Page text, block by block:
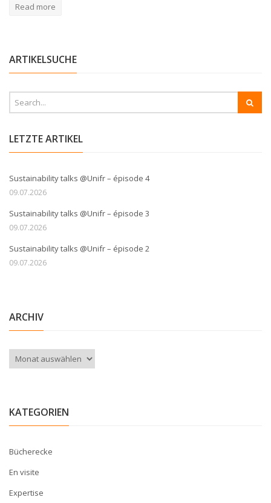
Read more
ARTIKELSUCHE
LETZTE ARTIKEL
Sustainability talks @Unifr – épisode 4
09.07.2026
Sustainability talks @Unifr – épisode 3
09.07.2026
Sustainability talks @Unifr – épisode 2
09.07.2026
ARCHIV
Archiv
KATEGORIEN
Bücherecke
En visite
Expertise